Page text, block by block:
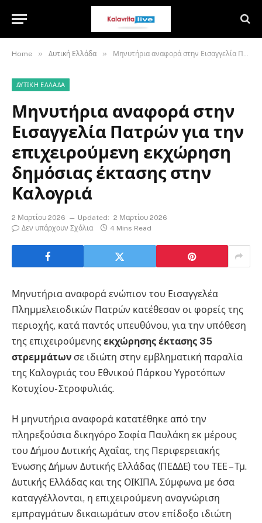
Home » Δυτική Ελλάδα » Μηνυτήρια αναφορά στην Εισαγγελία Πατρών για την επιχειρούμενη εκχώρηση δημόσιας έκτασης στην Καλογριά
ΔΥΤΙΚΉ ΕΛΛΆΔΑ
Μηνυτήρια αναφορά στην
Εισαγγελία Πατρών για την
επιχειρούμενη εκχώρηση
δημόσιας έκτασης στην
Καλογριά
2 Μαρτίου 2026 Updated: 2 Μαρτίου 2026
Δεν υπάρχουν Σχόλια
4 Mins Read
Μηνυτήρια αναφορά ενώπιον του Εισαγγελέα
Πλημμελειοδικών Πατρών κατέθεσαν οι φορείς της
περιοχής, κατά παντός υπευθύνου, για την υπόθεση
της επιχειρούμενης εκχώρησης έκτασης 35
στρεμμάτων σε ιδιώτη στην εμβληματική παραλία
της Καλογριάς του Εθνικού Πάρκου Υγροτόπων
Κοτυχίου- Στροφυλιάς.
Η μηνυτήρια αναφορά κατατέθηκε από την
πληρεξούσια δικηγόρο Σοφία Παυλάκη εκ μέρους
του Δήμου Δυτικής Αχαΐας, της Περιφερειακής
Ένωσης Δήμων Δυτικής Ελλάδας (ΠΕΔΔΕ) του ΤΕΕ – Τμ.
Δυτικής Ελλάδας και της ΟΙΚΙΠΑ. Σύμφωνα με όσα
καταγγέλλονται, η επιχειρούμενη αναγνώριση
εμπραγμάτων δικαιωμάτων στον επίδοξο ιδιώτη